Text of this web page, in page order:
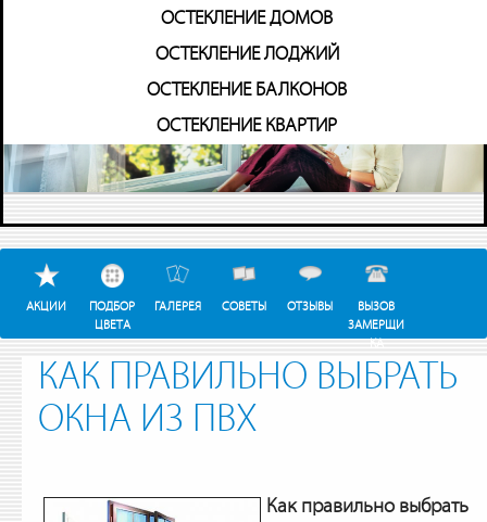
ОСТЕКЛЕНИЕ ДОМОВ
ОСТЕКЛЕНИЕ ЛОДЖИЙ
ОСТЕКЛЕНИЕ БАЛКОНОВ
ОСТЕКЛЕНИЕ КВАРТИР
8( 800)
звонок по России
бесплатный
АКЦИИ
ПОДБОР
ЦВЕТА
ГАЛЕРЕЯ СОВЕТЫ ОТЗЫВЫ
ВЫЗОВ
ЗАМЕРЩИ
КА
КАК ПРАВИЛЬНО ВЫБРАТЬ
ОКНА ИЗ ПВХ
Как правильно выбрать